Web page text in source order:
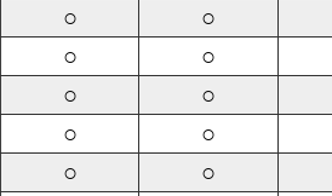
○ ○
○ ○
○ ○
○ ○
○ ○